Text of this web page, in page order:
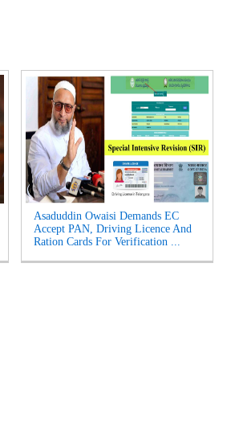
Asaduddin Owaisi Demands EC
Accept PAN, Driving Licence And
Ration Cards For Verification ...